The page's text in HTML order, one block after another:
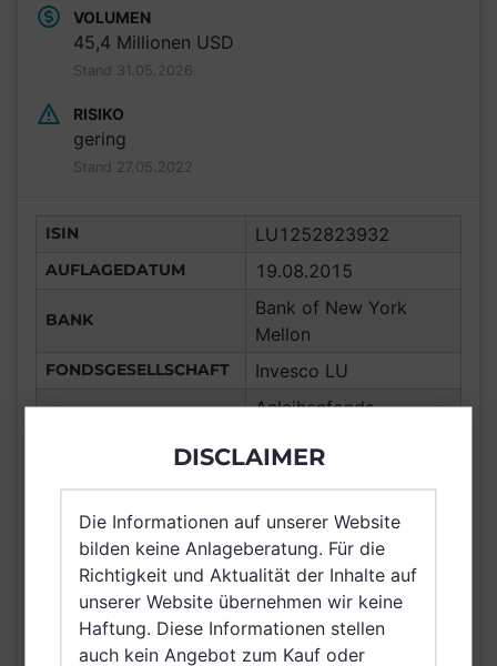
VOLUMEN
45,4 Millionen USD
Stand 31.05.2026
RISIKO
gering
Stand 27.05.2022
ISIN LU1252823932
AUFLAGEDATUM 19.08.2015
BANK
Bank of New York
Mellon
FONDSGESELLSCHAFT Invesco LU
Anleihenfonds,
Global USD
ANLAGEREGION Global
ERTRAGSTYP thesaurierend
WÄHRUNG USD
VERTRIEBSZULASSUNG
Deutschland, Italien,
Luxemburg, Schweiz,
Singapur
DISCLAIMER
Die Informationen auf unserer Website
bilden keine Anlageberatung. Für die
Richtigkeit und Aktualität der Inhalte auf
unserer Website übernehmen wir keine
Haftung. Diese Informationen stellen
auch kein Angebot zum Kauf oder